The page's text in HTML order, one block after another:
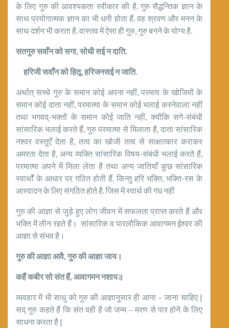
के लिए गुरु की आवश्यकता स्वीकार की है. गुरु सैद्धन्तिक ज्ञान के
साथ प्रयोगात्मक ज्ञान का भी धनी होता हैं. वह श्रवण और मनन के
साथ दर्शन भी करता है. वास्तव में ऐसा ही गुरु, गुरु बनने के योग्य है.
सतगुरु सवाँन को सगा, सोधी सई न दाति.
हरिजी सवाँन को हितू, हरिजनसई न जाति.
अर्थात् सच्चे गुरु के समान कोई अपना नहीं, परमत्व के खोजियों के
समान कोई दाता नहीं, परमात्मा के समान कोई भलाई करनेवाला नहीं
तथा भगवद्-भक्तों के समान कोई जाति नहीं, क्योंकि सगे-संबंधी
सांसारिक भलाई करते हैं, गुरु परमात्मा से मिलाता है, दाता सांसारिक
नश्वर वस्तुएँ देता है, तत्व का खोजी तत्व से साक्षात्कार कराकर
अमरता देता है, अन्य व्यक्ति सांसारिक विषय-संबंधी भलाई करते हैं,
परमात्मा अपने में मिला लेता है तथा अन्य जातियाँ कुछ सांसारिक
स्वार्थों के आधार पर गठित होती हैं, किन्तु हरि भक्ति, भक्ति-रस के
आस्वादन के लिए संगठित होते है. जिस में स्वार्थ की गंध नहीं
गुरु की आज्ञा से जुड़े हुए लोग जीवन में सफलता प्राप्त करते हैं और
भक्ति में लीन रहते हैं। सांसारिक व पारलौकिक आवागमन ईश्वर की
आज्ञा से संभव है।
गुरु की आज्ञा आवै, गुरु की आज्ञा जाय।
कहैं कबीर सो संत हैं, आवागमन नशाय॥
व्यवहार में भी साधु को गुरु की आज्ञानुसार ही आना – जाना चाहिए |
सद् गुरु कहते हैं कि संत वही है जो जन्म – मरण से पार होने के लिए
साधना करता है |